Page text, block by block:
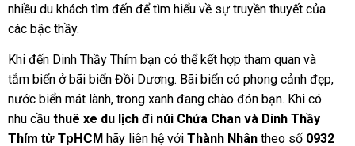
nhiều du khách tìm đến để tìm hiểu về sự truyền thuyết của
các bậc thầy.
Khi đến Dinh Thầy Thím bạn có thể kết hợp tham quan và
tắm biển ở bãi biển Đồi Dương. Bãi biển có phong cảnh đẹp,
nước biển mát lành, trong xanh đang chào đón bạn. Khi có
nhu cầu thuê xe du lịch đi núi Chứa Chan và Dinh Thầy
Thím từ TpHCM hãy liên hệ với Thành Nhân theo số 0932